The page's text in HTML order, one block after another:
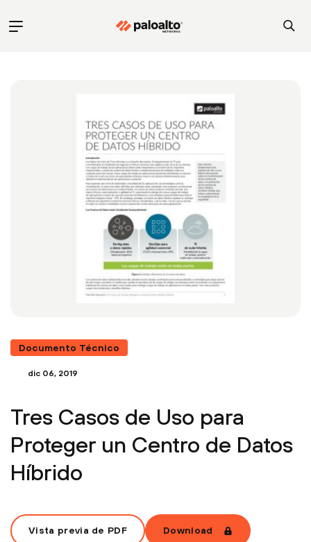
Documento Técnico
dic 06, 2019
Tres Casos de Uso para
Proteger un Centro de Datos
Híbrido
Vista previa de PDF Download